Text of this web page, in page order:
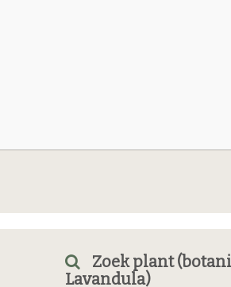
Zoek plant
Lavandula)